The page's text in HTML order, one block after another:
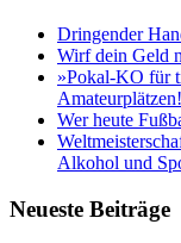
Dringender
Wirf dein Geld
»Pokal-KO für
Amateurplätzen!
Wer heute
Alkohol und
Neueste Beiträge